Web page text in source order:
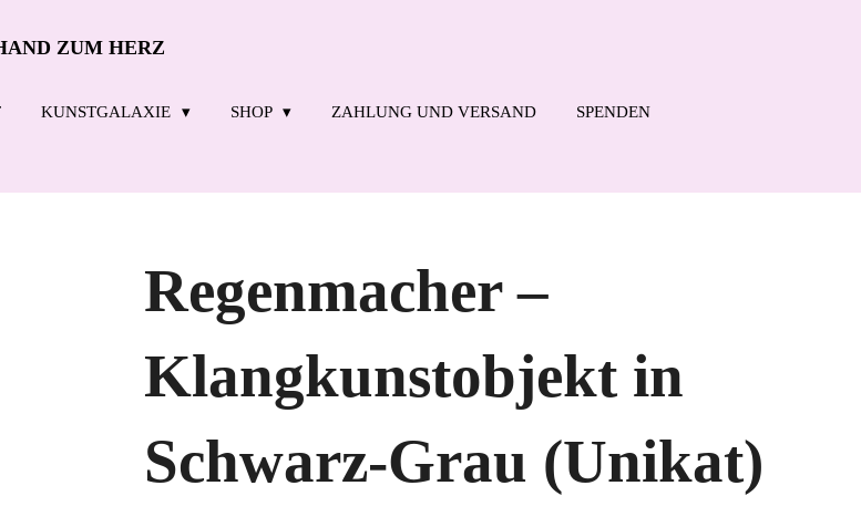
ZUM HERZ
KUNSTGALAXIE SHOP ZAHLUNG UND VERSAND SPENDEN
Regenmacher –
Klangkunstobjekt in
Schwarz-Grau (Unikat)